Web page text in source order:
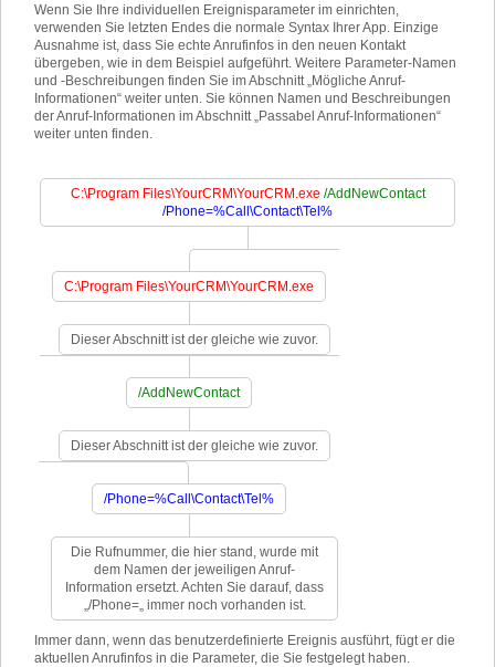
Wenn Sie Ihre individuellen Ereignisparameter im einrichten,
verwenden Sie letzten Endes die normale Syntax Ihrer App. Einzige
Ausnahme ist, dass Sie echte Anrufinfos in den neuen Kontakt
übergeben, wie in dem Beispiel aufgeführt. Weitere Parameter-Namen
und -Beschreibungen finden Sie im Abschnitt „Mögliche Anruf-
Informationen“ weiter unten. Sie können Namen und Beschreibungen
der Anruf-Informationen im Abschnitt „Passabel Anruf-Informationen“
weiter unten finden.
C:\Program Files\YourCRM\YourCRM.exe /AddNewContact
/Phone=%Call\Contact\Tel%
C:\Program Files\YourCRM\YourCRM.exe
Dieser Abschnitt ist der gleiche wie zuvor.
/AddNewContact
Dieser Abschnitt ist der gleiche wie zuvor.
/Phone=%Call\Contact\Tel%
Die Rufnummer, die hier stand, wurde mit
dem Namen der jeweiligen Anruf-
Information ersetzt. Achten Sie darauf, dass
„/Phone=„ immer noch vorhanden ist.
Immer dann, wenn das benutzerdefinierte Ereignis ausführt, fügt er die
aktuellen Anrufinfos in die Parameter, die Sie festgelegt haben.